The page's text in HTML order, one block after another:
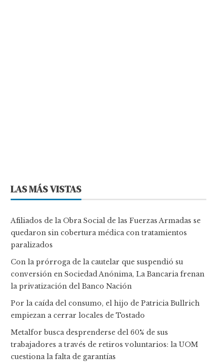
LAS MÁS VISTAS
Afiliados de la Obra Social de las Fuerzas Armadas se
quedaron sin cobertura médica con tratamientos
paralizados
Con la prórroga de la cautelar que suspendió su
conversión en Sociedad Anónima, La Bancaria frenan
la privatización del Banco Nación
Por la caída del consumo, el hijo de Patricia Bullrich
empiezan a cerrar locales de Tostado
Metalfor busca desprenderse del 60% de sus
trabajadores a través de retiros voluntarios: la UOM
cuestiona la falta de garantías